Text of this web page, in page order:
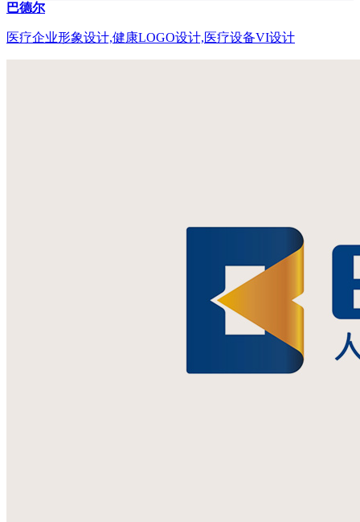
巴德尔
医疗企业形象设计,健康LOGO设计,医疗设备VI设计